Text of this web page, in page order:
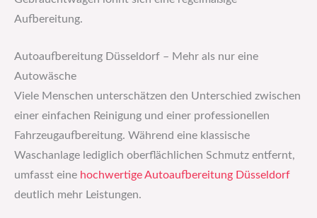
Aufbereitung.
Autoaufbereitung Düsseldorf – Mehr als nur eine
Autowäsche
Viele Menschen unterschätzen den Unterschied zwischen
einer einfachen Reinigung und einer professionellen
Fahrzeugaufbereitung. Während eine klassische
Waschanlage lediglich oberflächlichen Schmutz entfernt,
umfasst eine hochwertige Autoaufbereitung Düsseldorf
deutlich mehr Leistungen.